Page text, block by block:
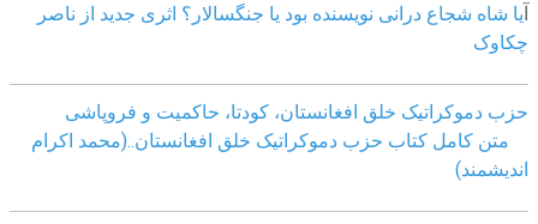
آیا شاه شجاع درانی نویسنده بود یا جنگسالار؟ اثری جدید از ناصر
چکاوک
حزب دموکراتیک خلق افغانستان، کودتا، حاکمیت و فروپاشی
متن کامل کتاب حزب دموکراتیک خلق افغانستان..(محمد اکرام
اندیشمند)